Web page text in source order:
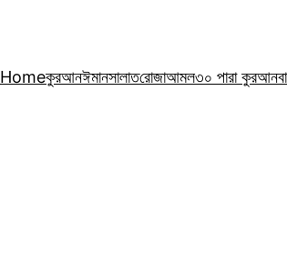
Homeকুরআনঈমানসালাতরোজাআমল৩০ পারা কুরআন